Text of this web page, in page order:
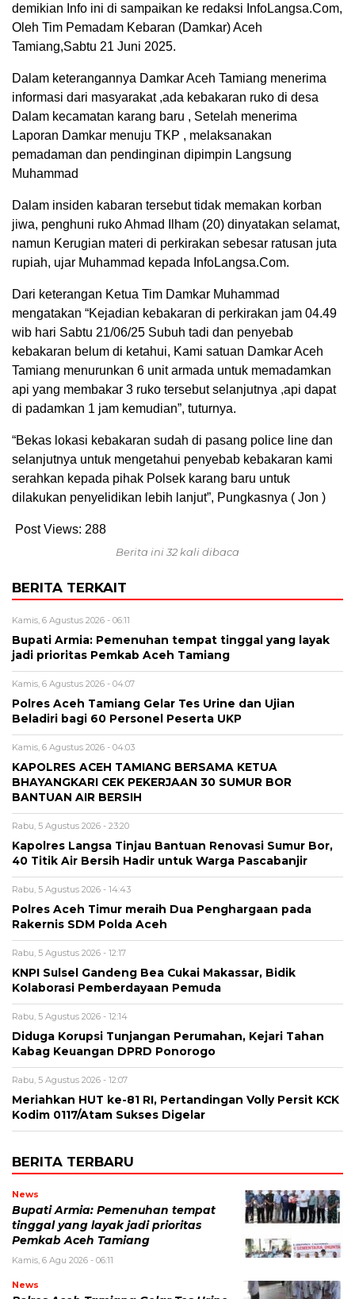
demikian Info ini di sampaikan ke redaksi InfoLangsa.Com,
Oleh Tim Pemadam Kebaran (Damkar) Aceh
Tamiang,Sabtu 21 Juni 2025.
Dalam keterangannya Damkar Aceh Tamiang menerima
informasi dari masyarakat ,ada kebakaran ruko di desa
Dalam kecamatan karang baru , Setelah menerima
Laporan Damkar menuju TKP , melaksanakan
pemadaman dan pendinginan dipimpin Langsung
Muhammad
Dalam insiden kabaran tersebut tidak memakan korban
jiwa, penghuni ruko Ahmad Ilham (20) dinyatakan selamat,
namun Kerugian materi di perkirakan sebesar ratusan juta
rupiah, ujar Muhammad kepada InfoLangsa.Com.
Dari keterangan Ketua Tim Damkar Muhammad
mengatakan “Kejadian kebakaran di perkirakan jam 04.49
wib hari Sabtu 21/06/25 Subuh tadi dan penyebab
kebakaran belum di ketahui, Kami satuan Damkar Aceh
Tamiang menurunkan 6 unit armada untuk memadamkan
api yang membakar 3 ruko tersebut selanjutnya ,api dapat
di padamkan 1 jam kemudian”, tuturnya.
“Bekas lokasi kebakaran sudah di pasang police line dan
selanjutnya untuk mengetahui penyebab kebakaran kami
serahkan kepada pihak Polsek karang baru untuk
dilakukan penyelidikan lebih lanjut”, Pungkasnya ( Jon )
Post Views: 288
Berita ini 32 kali dibaca
BERITA TERKAIT
Kamis, 6 Agustus 2026 - 06:11
Bupati Armia: Pemenuhan tempat tinggal yang layak
jadi prioritas Pemkab Aceh Tamiang
Kamis, 6 Agustus 2026 - 04:07
Polres Aceh Tamiang Gelar Tes Urine dan Ujian
Beladiri bagi 60 Personel Peserta UKP
Kamis, 6 Agustus 2026 - 04:03
KAPOLRES ACEH TAMIANG BERSAMA KETUA
BHAYANGKARI CEK PEKERJAAN 30 SUMUR BOR
BANTUAN AIR BERSIH
Rabu, 5 Agustus 2026 - 23:20
Kapolres Langsa Tinjau Bantuan Renovasi Sumur Bor,
40 Titik Air Bersih Hadir untuk Warga Pascabanjir
Rabu, 5 Agustus 2026 - 14:43
Polres Aceh Timur meraih Dua Penghargaan pada
Rakernis SDM Polda Aceh
Rabu, 5 Agustus 2026 - 12:17
KNPI Sulsel Gandeng Bea Cukai Makassar, Bidik
Kolaborasi Pemberdayaan Pemuda
Rabu, 5 Agustus 2026 - 12:14
Diduga Korupsi Tunjangan Perumahan, Kejari Tahan
Kabag Keuangan DPRD Ponorogo
Rabu, 5 Agustus 2026 - 12:07
Meriahkan HUT ke-81 RI, Pertandingan Volly Persit KCK
Kodim 0117/Atam Sukses Digelar
BERITA TERBARU
News
Bupati Armia: Pemenuhan tempat
tinggal yang layak jadi prioritas
Pemkab Aceh Tamiang
Kamis, 6 Agu 2026 - 06:11
News